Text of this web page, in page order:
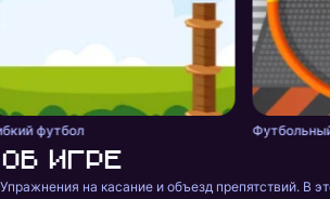
футбол
Об игре
Упражнения на касание и объезд препятствий. В